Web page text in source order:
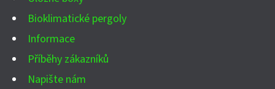
Bioklimatické pergoly
Informace
Příběhy zákazníků
Napište nám